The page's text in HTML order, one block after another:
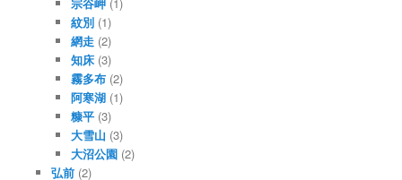
紋別 (1)
網走 (2)
知床 (3)
霧多布 (2)
阿寒湖 (1)
糠平 (3)
大雪山 (3)
大沼公園 (2)
弘前(2)